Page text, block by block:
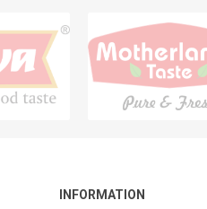
INFORMATION